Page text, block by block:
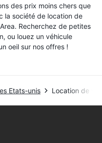
des prix moins chers que
la société de location de
Recherchez de petites
ou louez un véhicule
oeil sur nos offres !
Etats-unis Location de